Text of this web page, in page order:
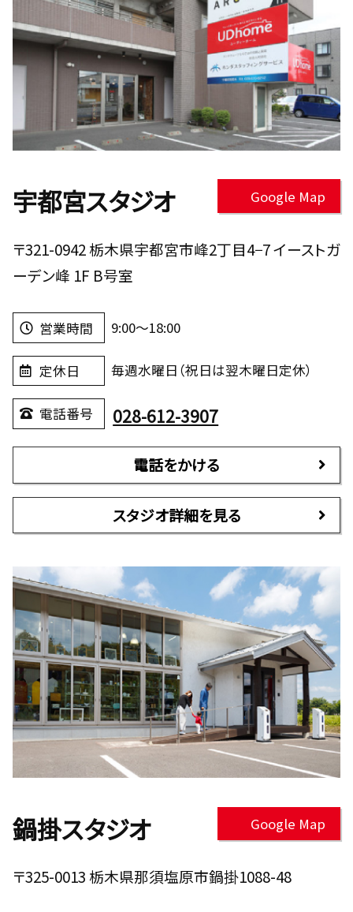
宇都宮スタジオ Google Map
〒321-0942 栃木県宇都宮市峰2丁目4−7 イーストガ
ーデン峰 1F B号室
営業時間 9:00～18:00
定休日 毎週水曜日（祝日は翌木曜日定休）
電話番号 028-612-3907
電話をかける
スタジオ詳細を見る
鍋掛スタジオ Google Map
〒325-0013 栃木県那須塩原市鍋掛1088-48